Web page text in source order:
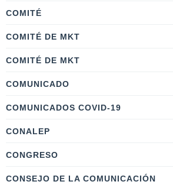
COMITÉ
COMITÉ DE MKT
COMITÉ DE MKT
COMUNICADO
COMUNICADOS COVID-19
CONALEP
CONGRESO
CONSEJO DE LA COMUNICACIÓN